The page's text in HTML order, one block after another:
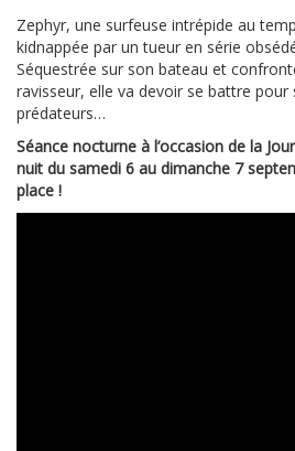
Zephyr, une surfeuse intrépide au
kidnappée par un tueur en série
Séquestrée sur son bateau et
ravisseur, elle va devoir se battre pour
prédateurs…
Séance nocturne à l’occasion de la
nuit du samedi 6 au dimanche 7
place !